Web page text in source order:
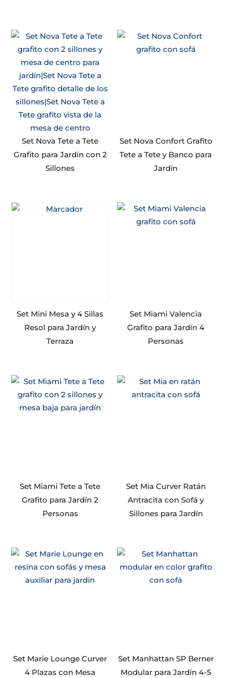
Set Nova Tete a Tete
Grafito para Jardín con 2
Sillones
Set Nova Confort Grafito
Tete a Tete y Banco para
Jardín
Set Mini Mesa y 4 Sillas
Resol para Jardín y
Terraza
Set Miami Valencia
Grafito para Jardín 4
Personas
Set Miami Tete a Tete
Grafito para Jardín 2
Personas
Set Mia Curver Ratán
Antracita con Sofá y
Sillones para Jardín
Set Marie Lounge Curver
4 Plazas con Mesa
Set Manhattan SP Berner
Modular para Jardín 4-5